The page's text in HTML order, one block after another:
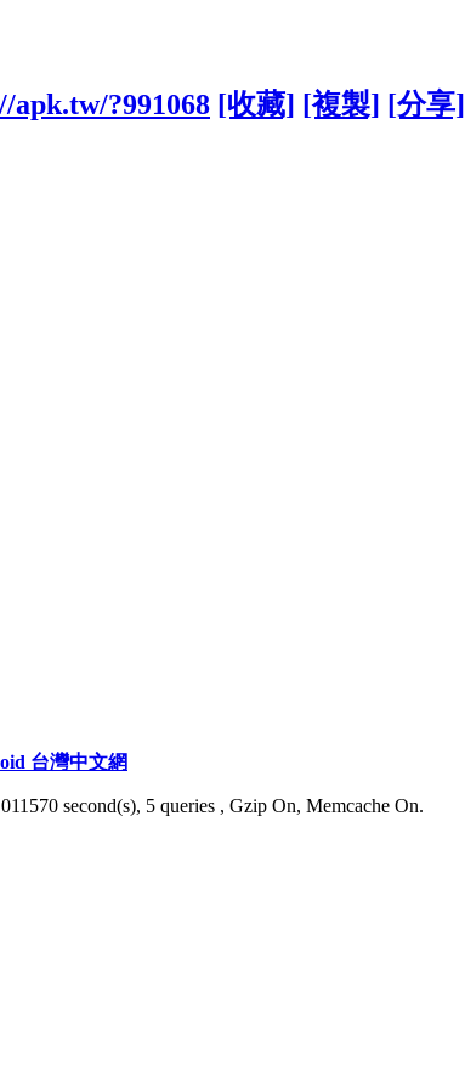
apk.tw/?991068 [收藏] [複製] [分享]
台灣中文網
second(s), 5 queries , Gzip On, Memcache On.